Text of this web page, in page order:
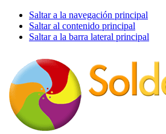
Saltar a la navegación principal
Saltar al contenido principal
Saltar a la barra lateral principal